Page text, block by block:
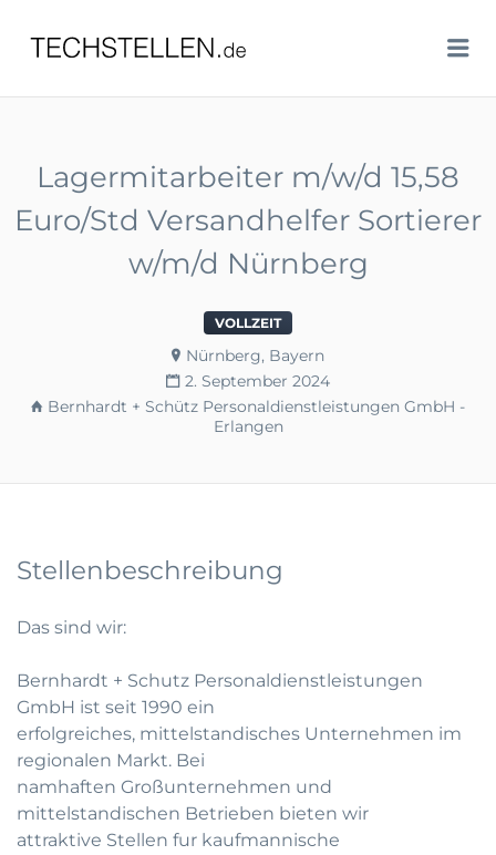
TECHSTELLEN.DE
Lagermitarbeiter m/w/d 15,58
Euro/Std Versandhelfer Sortierer
w/m/d Nürnberg
VOLLZEIT
Nürnberg, Bayern
2. September 2024
Bernhardt + Schütz Personaldienstleistungen GmbH -
Erlangen
Stellenbeschreibung
Das sind wir:
Bernhardt + Schutz Personaldienstleistungen
GmbH ist seit 1990 ein
erfolgreiches, mittelstandisches Unternehmen im
regionalen Markt. Bei
namhaften Großunternehmen und
mittelstandischen Betrieben bieten wir
attraktive Stellen fur kaufmannische